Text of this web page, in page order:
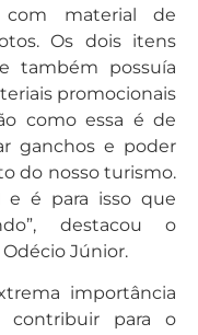
com material de
Os dois itens
também possuía
promocionais
como essa é de
ganchos e poder
do nosso turismo.
e é para isso que
destacou o
Júnior.
importância
contribuir para o